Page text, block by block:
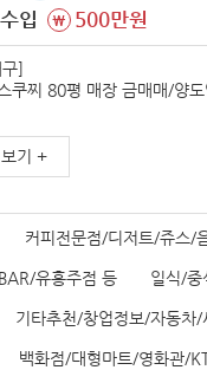
입
\ 500만원
]
쿠찌 80평 매장 금매매/양
입니다.
기 +
커피전문점/디저트/쥬스/
유흥주점 등 일식/중
기타추천/창업정보/자동차
백화점/대형마트/영화관/